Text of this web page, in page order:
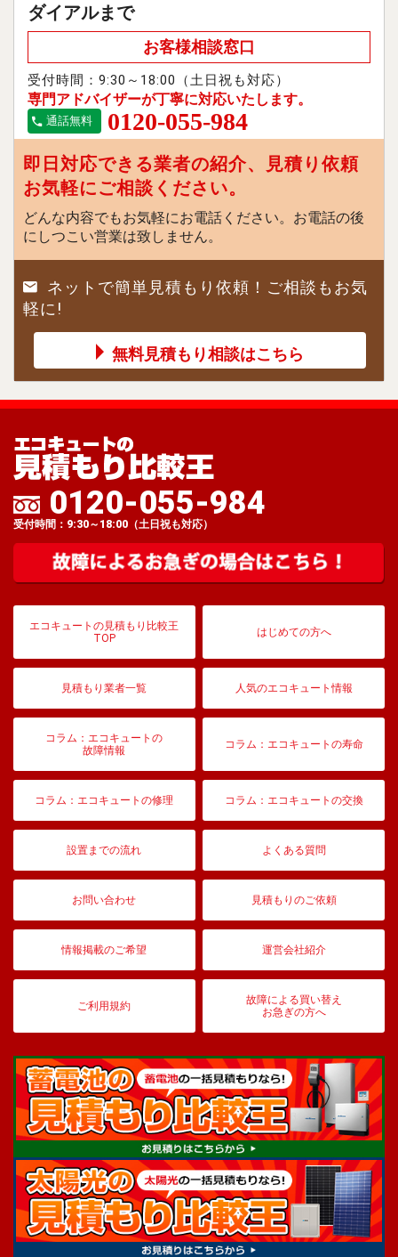
ダイアルまで
お客様相談窓口
受付時間：9:30～18:00（土日祝も対応）
専門アドバイザーが丁寧に対応いたします。
通話無料 0120-055-984
即日対応できる業者の紹介、見積り依頼
お気軽にご相談ください。
どんな内容でもお気軽にお電話ください。お電話の後
にしつこい営業は致しません。
ネットで簡単見積もり依頼！ご相談もお気
軽に!
無料見積もり相談はこちら
0120-055-984
受付時間：9:30～18:00（土日祝も対応）
エコキュートの見積もり比較王
TOP
はじめての方へ
見積もり業者一覧 人気のエコキュート情報
コラム：エコキュートの
故障情報
コラム：エコキュートの寿命
コラム：エコキュートの修理 コラム：エコキュートの交換
設置までの流れ よくある質問
お問い合わせ 見積もりのご依頼
情報掲載のご希望 運営会社紹介
ご利用規約
故障による買い替え
お急ぎの方へ